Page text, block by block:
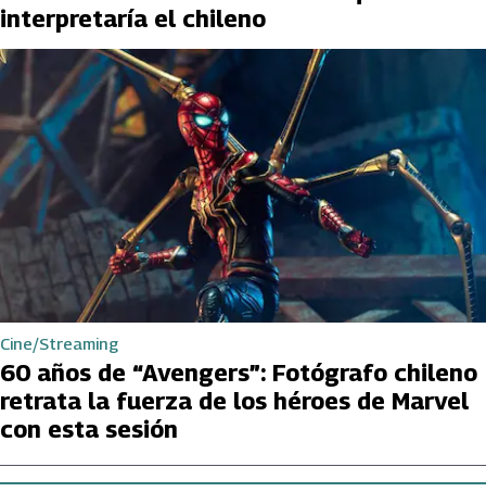
interpretaría el chileno
Cine/Streaming
60 años de “Avengers”: Fotógrafo chileno
retrata la fuerza de los héroes de Marvel
con esta sesión